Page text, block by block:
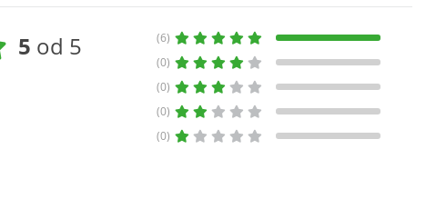
5 od 5
(6)
(0)
(0)
(0)
(0)